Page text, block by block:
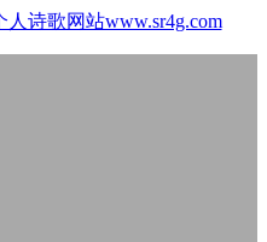
诗歌网站www.sr4g.com